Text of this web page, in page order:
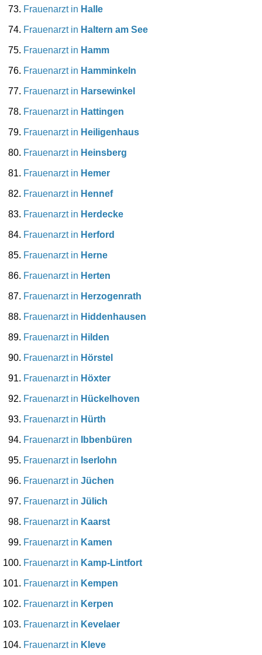
Frauenarzt in Halle
Frauenarzt in Haltern am See
Frauenarzt in Hamm
Frauenarzt in Hamminkeln
Frauenarzt in Harsewinkel
Frauenarzt in Hattingen
Frauenarzt in Heiligenhaus
Frauenarzt in Heinsberg
Frauenarzt in Hemer
Frauenarzt in Hennef
Frauenarzt in Herdecke
Frauenarzt in Herford
Frauenarzt in Herne
Frauenarzt in Herten
Frauenarzt in Herzogenrath
Frauenarzt in Hiddenhausen
Frauenarzt in Hilden
Frauenarzt in Hörstel
Frauenarzt in Höxter
Frauenarzt in Hückelhoven
Frauenarzt in Hürth
Frauenarzt in Ibbenbüren
Frauenarzt in Iserlohn
Frauenarzt in Jüchen
Frauenarzt in Jülich
Frauenarzt in Kaarst
Frauenarzt in Kamen
Frauenarzt in Kamp-Lintfort
Frauenarzt in Kempen
Frauenarzt in Kerpen
Frauenarzt in Kevelaer
Frauenarzt in Kleve